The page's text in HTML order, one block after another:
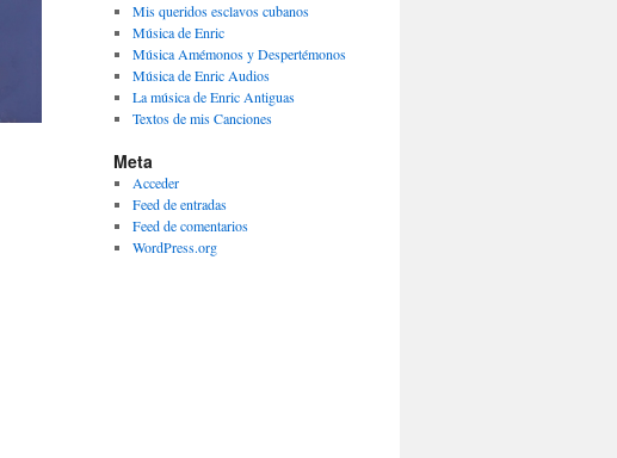
Mis queridos esclavos cubanos
Música de Enric
Música Amémonos y Despertémonos
Música de Enric Audios
La música de Enric Antiguas
Textos de mis Canciones
Meta
Acceder
Feed de entradas
Feed de comentarios
WordPress.org